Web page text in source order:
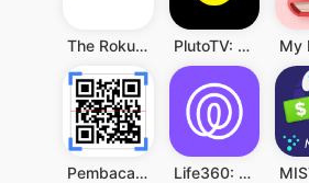
The Roku App (Official) PlutoTV: Live TV & Free Movies
Pembaca QR & Kode Batang Life360: Berbagi Lokasi